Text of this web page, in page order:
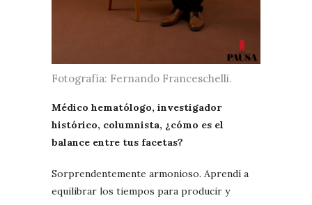
Fotografía: Fernando Franceschelli.
Médico hematólogo, investigador
histórico, columnista, ¿cómo es el
balance entre tus facetas?
Sorprendentemente armonioso. Aprendí a
equilibrar los tiempos para producir y